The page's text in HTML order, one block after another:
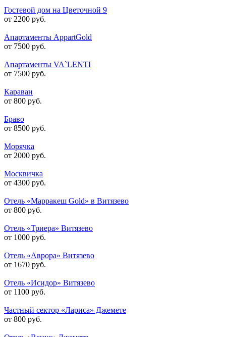
Гостевой дом на Цветочной 9
от 2200 руб.
Апартаменты AppartGold
от 7500 руб.
Апартаменты VA`LENTI
от 7500 руб.
Караван
от 800 руб.
Браво
от 8500 руб.
Морячка
от 2000 руб.
Москвичка
от 4300 руб.
Отель «Марракеш Gold» в Витязево
от 800 руб.
Отель «Триера» Витязево
от 1000 руб.
Отель «Аврора» Витязево
от 1670 руб.
Отель «Исидор» Витязево
от 1100 руб.
Частный сектор «Лариса» Джемете
от 800 руб.